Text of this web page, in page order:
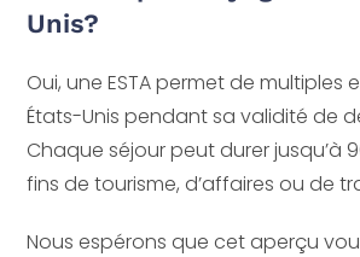
Unis?
Oui, une ESTA permet de multiples
États-Unis pendant sa validité de
Chaque séjour peut durer jusqu’à
fins de tourisme, d’affaires ou de
Nous espérons que cet aperçu